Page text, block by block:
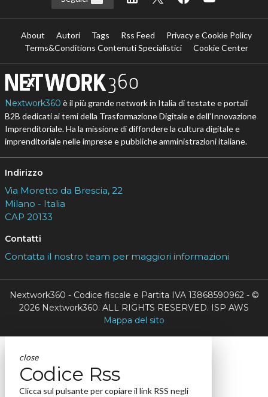
About Autori Tags Rss Feed
Privacy e Cookie Policy
Terms&Conditions Contenuti Specialistici
Cookie Center
Nextwork360 è il più grande network in Italia di testate e portali
B2B dedicati ai temi della Trasformazione Digitale e dell’Innovazione
Imprenditoriale. Ha la missione di diffondere la cultura digitale e
imprenditoriale nelle imprese e pubbliche amministrazioni italiane.
Indirizzo
Via Moretto da Brescia, 22
Milano - Italia
CAP 20133
Contatti
Contatta il nostro team per maggiori informazioni
Nextwork360 - Codice fiscale e Partita IVA 13868590962 - ©
2026 Nextwork360. ALL RIGHTS RESERVED. ISP AWS
Mappa del sito
close
Codice Rss
Clicca sul pulsante per copiare il link RSS negli